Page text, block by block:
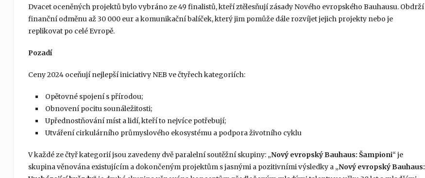
Dvacet oceněných projektů bylo vybráno ze 49 finalistů, kteří ztělesňují zásady Nového evropského Bauhausu. Obdrží
finanční odměnu až 30 000 eur a komunikační balíček, který jim pomůže dále rozvíjet jejich projekty nebo je
replikovat po celé Evropě.
Pozadí
Ceny 2024 oceňují nejlepší iniciativy NEB ve čtyřech kategoriích:
Opětovné spojení s přírodou;
Obnovení pocitu sounáležitosti;
Upřednostňování míst a lidí, kteří to nejvíce potřebují;
Utváření cirkulárního průmyslového ekosystému a podpora životního cyklu
V každé ze čtyř kategorií jsou zavedeny dvě paralelní soutěžní skupiny: „Nový evropský Bauhaus: Šampioni“ je
skupina věnována existujícím a dokončeným projektům s jasnými a pozitivními výsledky a „Nový evropský Bauhaus: